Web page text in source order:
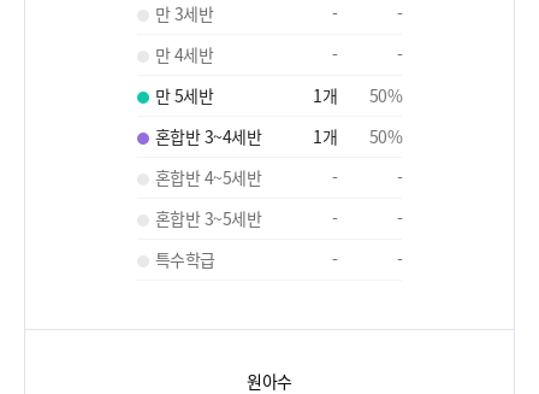
만 3세반 -
-
만 4세반
-
-
만 5세반
1개 50%
혼합반 3~4세반
1개 50%
혼합반 4~5세반
-
-
혼합반 3~5세반
-
-
특수학급
- -
원아수